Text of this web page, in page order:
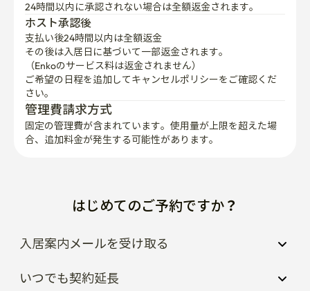
24時間以内に承認されない場合は全額返金されます。
ホスト承認後
支払い後24時間以内は全額返金
その後は入居日に基づいて一部返金されます。
（Enkoのサービス料は返金されません）
ご希望の日程を追加してキャンセルポリシーをご確認くだ
さい。
管理費請求方式
固定の管理費が含まれています。使用量が上限を超えた場
合、追加料金が発生する可能性があります。
はじめてのご予約ですか？
入居案内メールを受け取る
いつでも契約延長